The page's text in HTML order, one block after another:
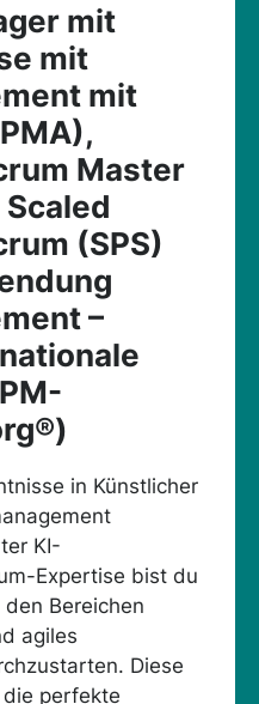
mit
mit
mit
Master
Scaled
(SPS)
–
in Künstlicher
KI-
Expertise bist du
Bereichen
agiles
Diese
perfekte